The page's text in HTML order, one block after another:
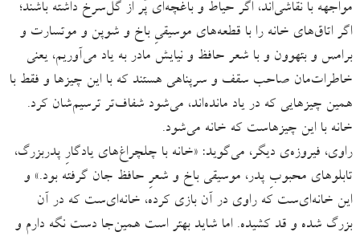
مواجهه با نقاشی‌اند، اگر حیاط و باغچه‌‌ای پُر از گل‌سرخ داشته باشند؛
اگر اتاق‌های خانه را با قطعه‌های موسیقیِ باخ و شوپن و موتسارت و
برامس و بتهوون و با شعر حافظ و نیایش مادر به یاد می‌آوریم،‌ یعنی
خاطرات‌مان صاحب سقف و سرپناهی هستند که با این چیزها و فقط با
همین چیزهایی که در یاد مانده‌اند،‌ می‌شود شفاف‌تر ترسیم‌شان کرد.
خانه با این چیزهاست که خانه می‌شود.
راوی، فیروزه‌ی دیگر، می‌گوید: «خانه با چلچراغ‌های یادگارِ پدربزرگ،
تابلوهای محبوبِ پدر، موسیقی باخ و شعرِ حافظ جان گرفته بود.» و
این خانه‌ای‌ست که راوی در آن بازی کرده، خانه‌ای‌ست که در آن
بزرگ شده و قد کشیده. اما شاید بهتر است همین‌جا دست نگه دارم و